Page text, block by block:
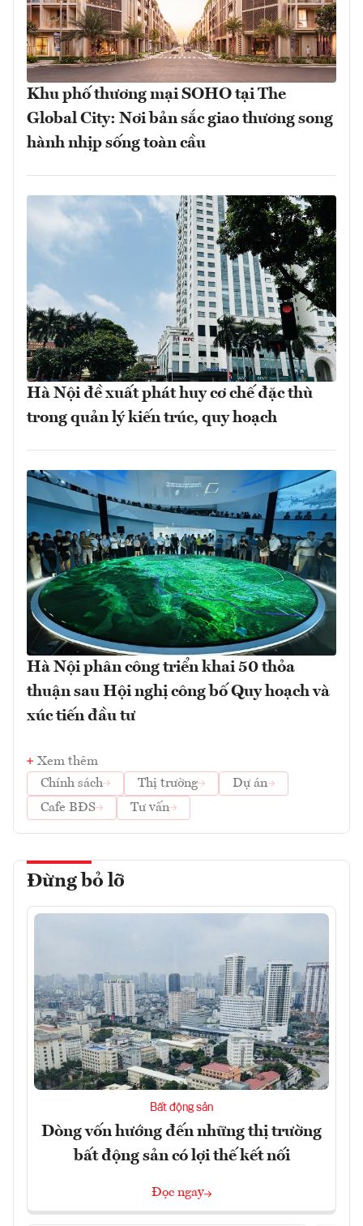
Khu phố thương mại SOHO tại The
Global City: Nơi bản sắc giao thương song
hành nhịp sống toàn cầu
Hà Nội đề xuất phát huy cơ chế đặc thù
trong quản lý kiến trúc, quy hoạch
Hà Nội phân công triển khai 50 thỏa
thuận sau Hội nghị công bố Quy hoạch và
xúc tiến đầu tư
Xem thêm
Chính sách
Thị trường
Dự án
Cafe BĐS
Tư vấn
Đừng bỏ lỡ
Bất động sản
Dòng vốn hướng đến những thị trường
bất động sản có lợi thế kết nối
Đọc ngay